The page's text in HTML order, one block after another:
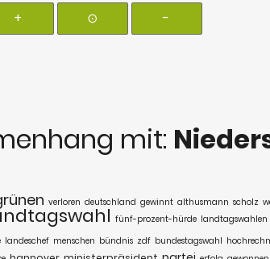
+ ⊙ -
mit:
verloren deutschland gewinnt althusmann scholz
fünf-prozent-hürde landtagswahlen
landeschef menschen bündnis zdf bundestagswahl